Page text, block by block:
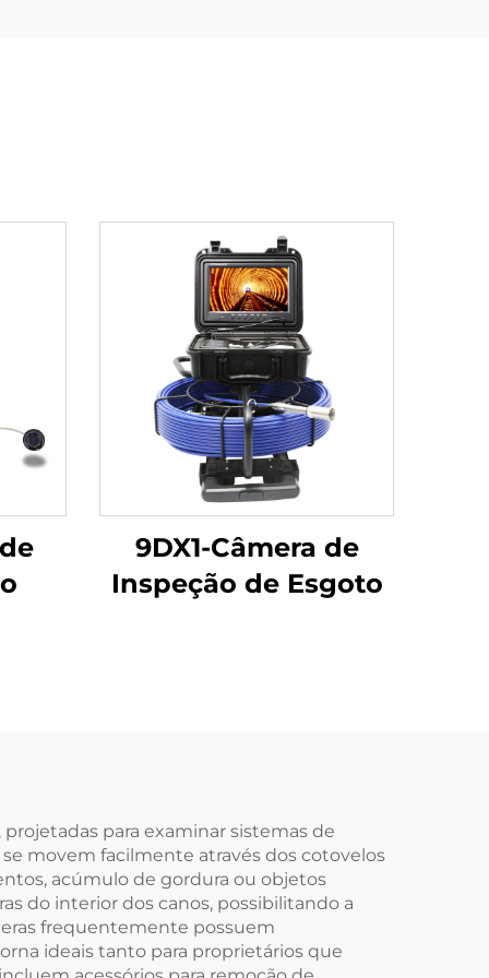
9DX1-Câmera de
Inspeção de Esgoto
para examinar sistemas de
movem facilmente através dos cotovelos
acúmulo de gordura ou objetos
do interior dos canos, possibilitando a
frequentemente possuem
ideais tanto para proprietários que